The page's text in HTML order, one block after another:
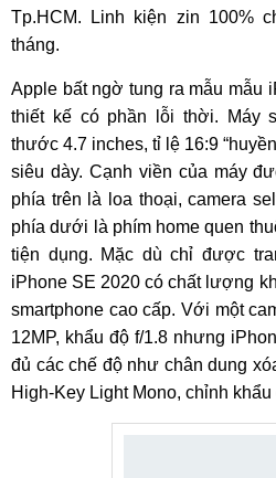
Tp.HCM. Linh kiện zin 100%
tháng.
Apple bất ngờ tung ra mẫu mẫu
thiết kế có phần lỗi thời. Máy
thước 4.7 inches, tỉ lệ 16:9
siêu dày. Cạnh viền của máy
phía trên là loa thoại, camera
phía dưới là phím home quen
tiện dụng. Mặc dù chỉ được
iPhone SE 2020 có chất lượng
smartphone cao cấp. Với một
12MP, khẩu độ f/1.8 nhưng
đủ các chế độ như chân dung
High-Key Light Mono, chỉnh khẩu